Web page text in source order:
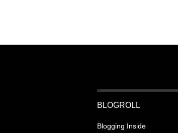
BLOGROLL
Blogging Inside